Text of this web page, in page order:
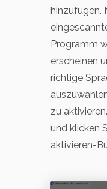
hinzufügen.
Programm
erscheinen
richtige
zu
und klicken
aktivieren-